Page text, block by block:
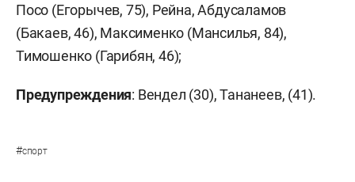
Посо (Егорычев, 75), Рейна, Абдусаламов
(Бакаев, 46), Максименко (Мансилья, 84),
Тимошенко (Гарибян, 46);
Предупреждения: Вендел (30), Тананеев, (41).
#спорт